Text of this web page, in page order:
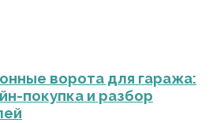
ворота для гаража:
покупка и разбор